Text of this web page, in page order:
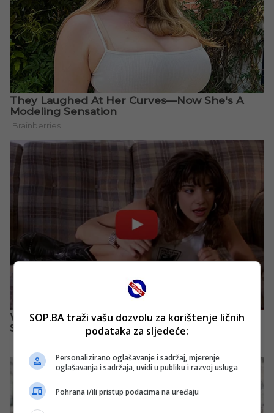
SOP.BA traži vašu dozvolu za korištenje ličnih
podataka za sljedeće:
Personalizirano oglašavanje i sadržaj, mjerenje
oglašavanja i sadržaja, uvidi u publiku i razvoj usluga
Pohrana i/ili pristup podacima na uređaju